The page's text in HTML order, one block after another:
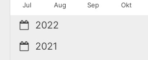
Jul Aug Sep Okt
2022
2021